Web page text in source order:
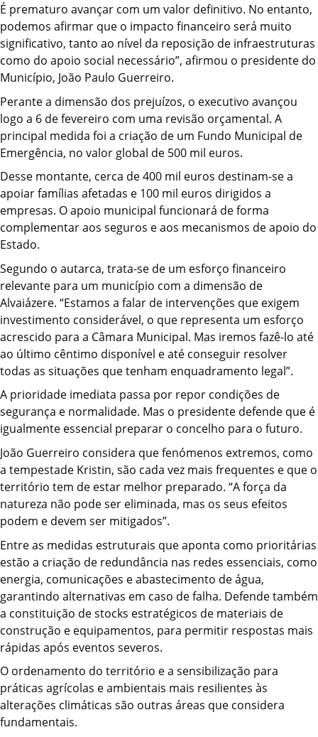
É prematuro avançar com um valor definitivo. No entanto,
podemos afirmar que o impacto financeiro será muito
significativo, tanto ao nível da reposição de infraestruturas
como do apoio social necessário”, afirmou o presidente do
Município, João Paulo Guerreiro.
Perante a dimensão dos prejuízos, o executivo avançou
logo a 6 de fevereiro com uma revisão orçamental. A
principal medida foi a criação de um Fundo Municipal de
Emergência, no valor global de 500 mil euros.
Desse montante, cerca de 400 mil euros destinam-se a
apoiar famílias afetadas e 100 mil euros dirigidos a
empresas. O apoio municipal funcionará de forma
complementar aos seguros e aos mecanismos de apoio do
Estado.
Segundo o autarca, trata-se de um esforço financeiro
relevante para um município com a dimensão de
Alvaiázere. “Estamos a falar de intervenções que exigem
investimento considerável, o que representa um esforço
acrescido para a Câmara Municipal. Mas iremos fazê-lo até
ao último cêntimo disponível e até conseguir resolver
todas as situações que tenham enquadramento legal”.
A prioridade imediata passa por repor condições de
segurança e normalidade. Mas o presidente defende que é
igualmente essencial preparar o concelho para o futuro.
João Guerreiro considera que fenómenos extremos, como
a tempestade Kristin, são cada vez mais frequentes e que o
território tem de estar melhor preparado. “A força da
natureza não pode ser eliminada, mas os seus efeitos
podem e devem ser mitigados”.
Entre as medidas estruturais que aponta como prioritárias
estão a criação de redundância nas redes essenciais, como
energia, comunicações e abastecimento de água,
garantindo alternativas em caso de falha. Defende também
a constituição de stocks estratégicos de materiais de
construção e equipamentos, para permitir respostas mais
rápidas após eventos severos.
O ordenamento do território e a sensibilização para
práticas agrícolas e ambientais mais resilientes às
alterações climáticas são outras áreas que considera
fundamentais.